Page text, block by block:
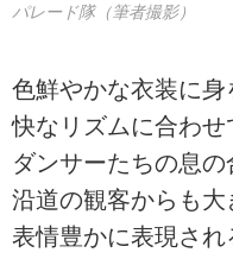
パレード隊（筆者撮影）
色鮮やかな衣装に
快なリズムに合わせ
ダンサーたちの息の
沿道の観客からも大
表情豊かに表現さ